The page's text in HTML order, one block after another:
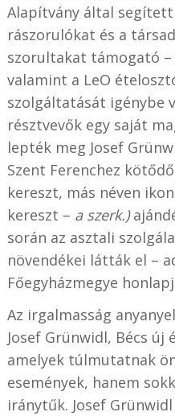
Alapítvány által
rászorulókat és a
szorultakat támogató –
valamint a LeO
szolgáltatását igénybe
résztvevők egy saját
lepték meg Josef
Szent Ferenchez
kereszt, más néven
kereszt – a szerk.)
során az asztali
növendékei látták el –
Főegyházmegye
Az irgalmasság
Josef Grünwidl, Bécs új
amelyek túlmutatnak
események, hanem
iránytűk. Josef